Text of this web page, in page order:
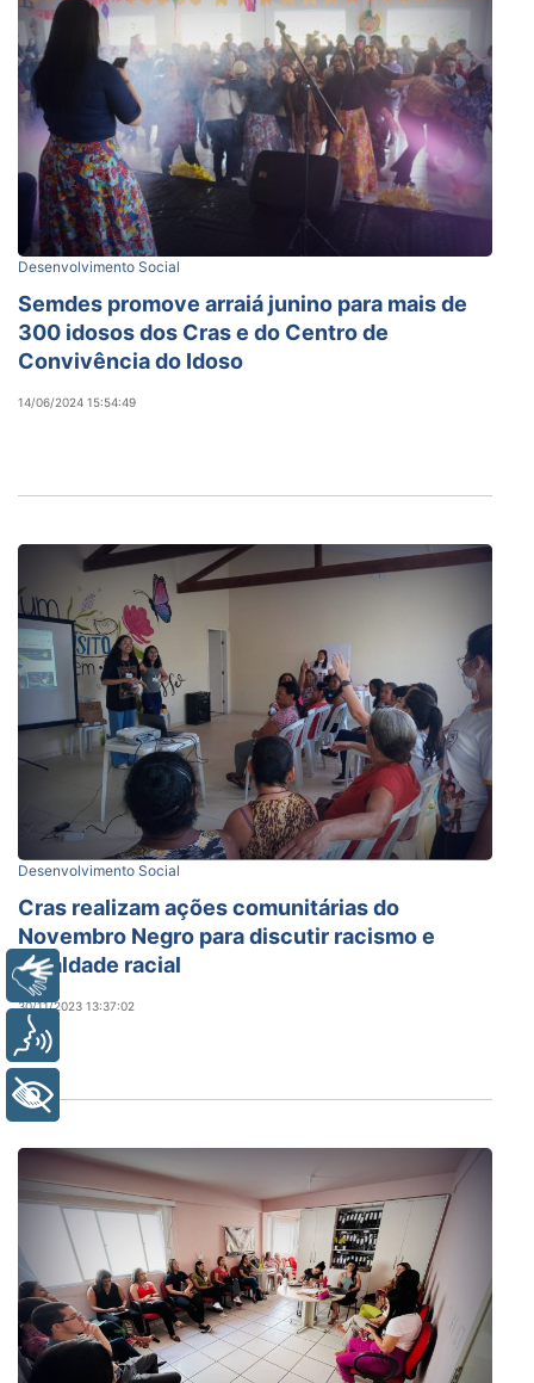
Desenvolvimento Social
Semdes promove arraiá junino para mais de
300 idosos dos Cras e do Centro de
Convivência do Idoso
14/06/2024 15:54:49
Desenvolvimento Social
Cras realizam ações comunitárias do
Novembro Negro para discutir racismo e
igualdade racial
30/11/2023 13:37:02
Libras
+ Acessibilidade